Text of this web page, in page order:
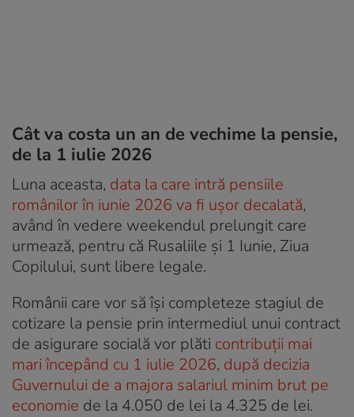
Cât va costa un an de vechime la pensie,
de la 1 iulie 2026
Luna aceasta, data la care intră pensiile
românilor în iunie 2026 va fi ușor decalată,
având în vedere weekendul prelungit care
urmează, pentru că Rusaliile și 1 Iunie, Ziua
Copilului, sunt libere legale.
Românii care vor să își completeze stagiul de
cotizare la pensie prin intermediul unui contract
de asigurare socială vor plăti contribuții mai
mari începând cu 1 iulie 2026, după decizia
Guvernului de a majora salariul minim brut pe
economie de la 4.050 de lei la 4.325 de lei.